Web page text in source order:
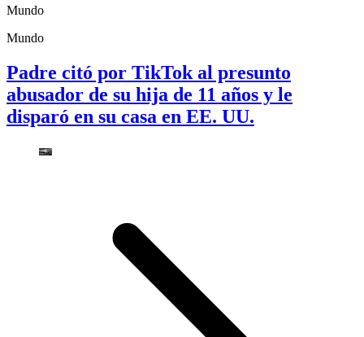
Mundo
Mundo
Padre citó por TikTok al presunto
abusador de su hija de 11 años y le
disparó en su casa en EE. UU.